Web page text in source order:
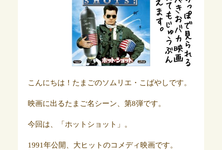
こんにちは！たまごのソムリエ・こばやしです。
映画に出るたまご名シーン、第8弾です。
今回は、「ホットショット」。
1991年公開、大ヒットのコメディ映画です。